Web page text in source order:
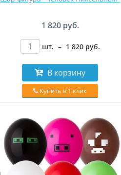
1 820 руб.
шт. – 1 820 руб.
В корзину
Купить в 1 клик